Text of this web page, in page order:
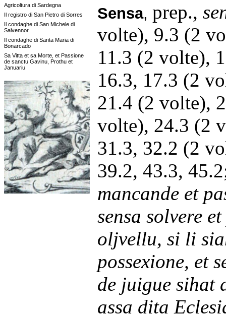
Agricoltura di Sardegna
Il registro di San Pietro di Sorres
Il condaghe di San Michele di
Salvennor
Il condaghe di Santa Maria di
Bonarcado
Sa Vitta et sa Morte, et Passione
de sanctu Gavinu, Prothu et
Januariu
Sensa, prep.,
volte), 9.3 (2
11.3 (2 volte),
16.3, 17.3 (2
21.4 (2 volte),
volte), 24.3 (2
31.3, 32.2 (2
39.2, 43.3,
mancande et
sensa solvere
oljvellu, si li
possexione, et
de juigue sihat
assa dita